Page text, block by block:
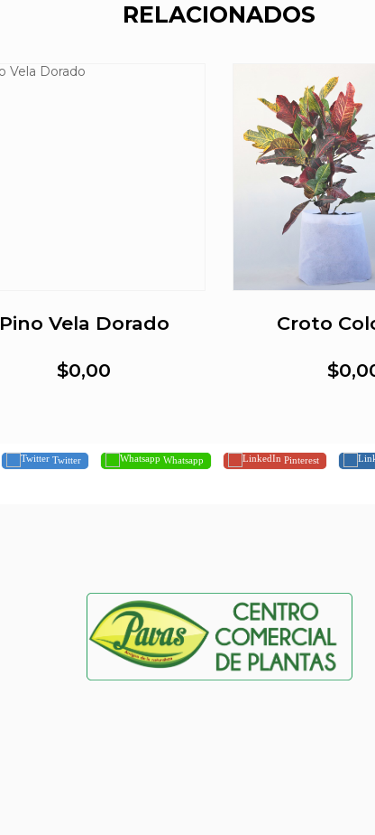
RELACIONADOS
Pino Vela Dorado
$0,00
Croto
Twitter Whatsapp Pinterest